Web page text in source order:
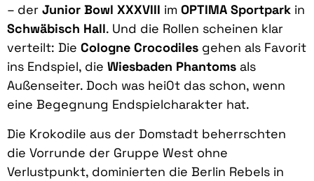
– der Junior Bowl XXXVIII im OPTIMA Sportpark in
Schwäbisch Hall. Und die Rollen scheinen klar
verteilt: Die Cologne Crocodiles gehen als Favorit
ins Endspiel, die Wiesbaden Phantoms als
Außenseiter. Doch was hei0t das schon, wenn
eine Begegnung Endspielcharakter hat.
Die Krokodile aus der Domstadt beherrschten
die Vorrunde der Gruppe West ohne
Verlustpunkt, dominierten die Berlin Rebels in